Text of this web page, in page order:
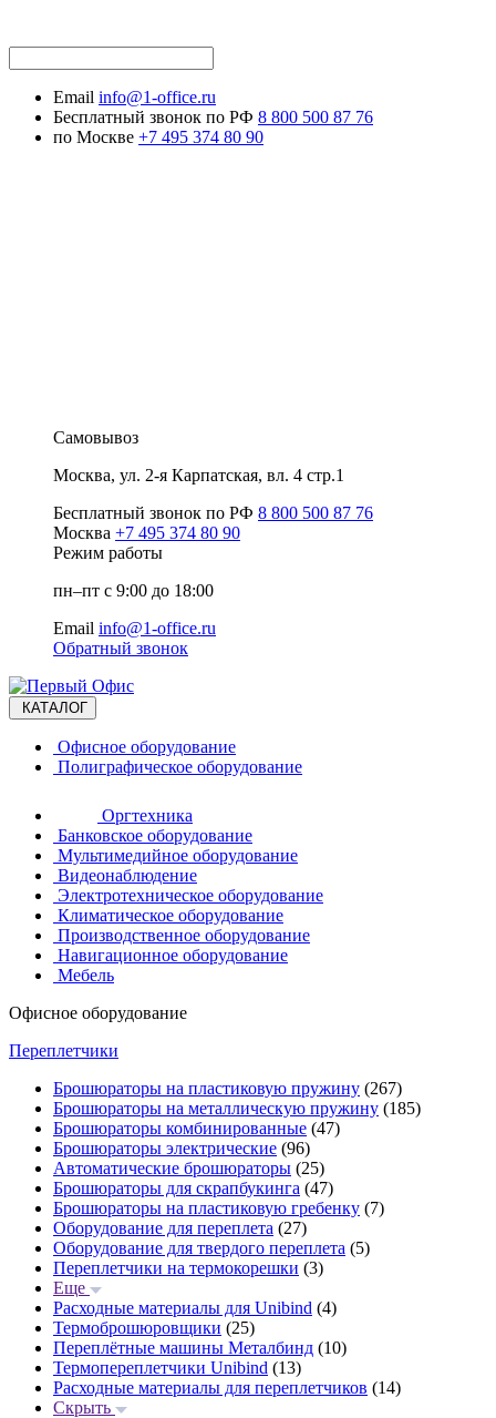
Email info@1-office.ru
Бесплатный звонок по РФ 8 800 500 87 76
по Москве +7 495 374 80 90
Самовывоз
Москва, ул. 2-я Карпатская, вл. 4 стр.1
Бесплатный звонок по РФ 8 800 500 87 76
Москва +7 495 374 80 90
Режим работы
пн–пт с 9:00 до 18:00
Email info@1-office.ru
Обратный звонок
КАТАЛОГ
Офисное оборудование
Полиграфическое оборудование
Оргтехника
Банковское оборудование
Мультимедийное оборудование
Видеонаблюдение
Электротехническое оборудование
Климатическое оборудование
Производственное оборудование
Навигационное оборудование
Мебель
Офисное оборудование
Переплетчики
Брошюраторы на пластиковую пружину (267)
Брошюраторы на металлическую пружину (185)
Брошюраторы комбинированные (47)
Брошюраторы электрические (96)
Автоматические брошюраторы (25)
Брошюраторы для скрапбукинга (47)
Брошюраторы на пластиковую гребенку (7)
Оборудование для переплета (27)
Оборудование для твердого переплета (5)
Переплетчики на термокорешки (3)
Еще
Расходные материалы для Unibind (4)
Термоброшюровщики (25)
Переплётные машины Металбинд (10)
Термопереплетчики Unibind (13)
Расходные материалы для переплетчиков (14)
Скрыть